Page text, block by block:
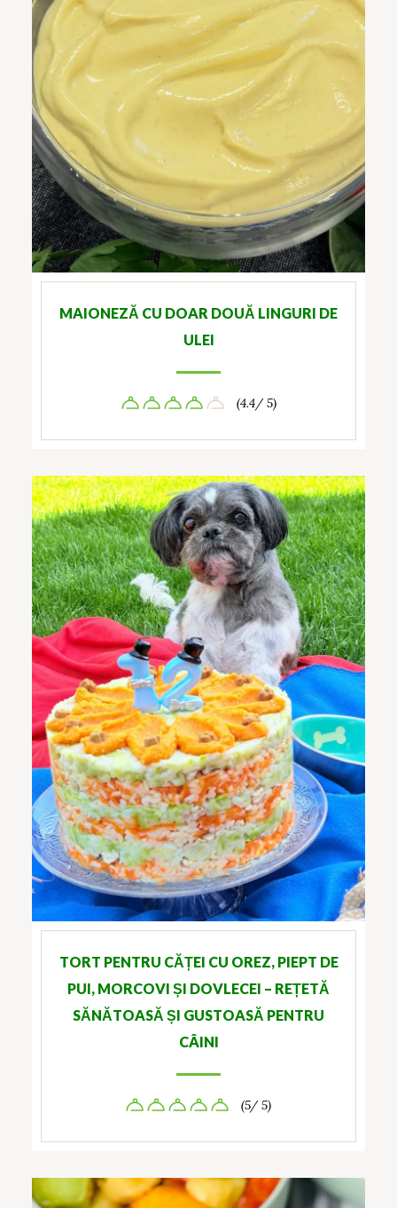
MAIONEZĂ CU DOAR DOUĂ LINGURI DE
ULEI
(4.4/ 5)
TORT PENTRU CĂȚEI CU OREZ, PIEPT DE
PUI, MORCOVI ȘI DOVLECEI – REȚETĂ
SĂNĂTOASĂ ȘI GUSTOASĂ PENTRU
CÂINI
(5/ 5)